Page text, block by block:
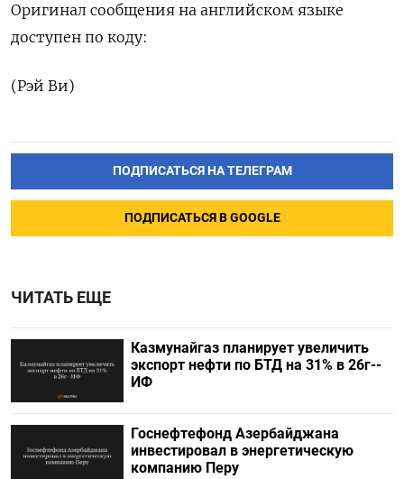
Оригинал сообщения на английском языке
доступен по коду:
(Рэй Ви)
ПОДПИСАТЬСЯ НА ТЕЛЕГРАМ
ПОДПИСАТЬСЯ В GOOGLE
ЧИТАТЬ ЕЩЕ
Казмунайгаз планирует увеличить
экспорт нефти по БТД на 31% в 26г--
ИФ
Госнефтефонд Азербайджана
инвестировал в энергетическую
компанию Перу